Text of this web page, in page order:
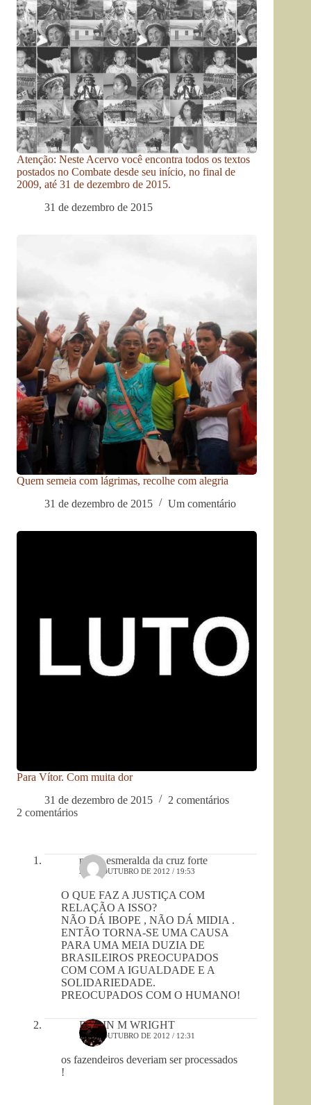
Atenção: Neste Acervo você encontra todos os textos
postados no Combate desde seu início, no final de
2009, até 31 de dezembro de 2015.
31 de dezembro de 2015
Quem semeia com lágrimas, recolhe com alegria
31 de dezembro de 2015
Um comentário
Para Vítor. Com muita dor
31 de dezembro de 2015
2 comentários
2 comentários
maria esmeralda da cruz forte
23 DE OUTUBRO DE 2012 / 19:53
O QUE FAZ A JUSTIÇA COM
RELAÇÃO A ISSO?
NÃO DÁ IBOPE , NÃO DÁ MIDIA .
ENTÃO TORNA-SE UMA CAUSA
PARA UMA MEIA DUZIA DE
BRASILEIROS PREOCUPADOS
COM COM A IGUALDADE E A
SOLIDARIEDADE.
PREOCUPADOS COM O HUMANO!
ROBIN M WRIGHT
23 DE OUTUBRO DE 2012 / 12:31
os fazendeiros deveriam ser processados
!